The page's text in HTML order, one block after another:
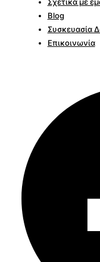
Σχετικά με
Blog
Συσκευασία
Επικοινωνία